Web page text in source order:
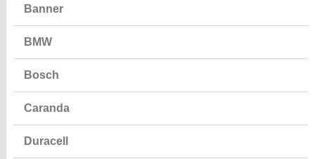
Banner
BMW
Bosch
Caranda
Duracell